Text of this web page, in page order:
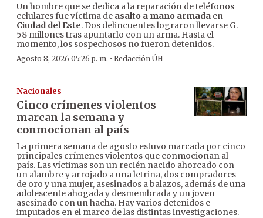
Un hombre que se dedica a la reparación de teléfonos
celulares fue víctima de asalto a mano armada en
Ciudad del Este. Dos delincuentes lograron llevarse G.
58 millones tras apuntarlo con un arma. Hasta el
momento, los sospechosos no fueron detenidos.
Agosto 8, 2026 05:26 p. m. · Redacción ÚH
Nacionales
Cinco crímenes violentos
marcan la semana y
conmocionan al país
La primera semana de agosto estuvo marcada por cinco
principales crímenes violentos que conmocionan al
país. Las víctimas son un recién nacido ahorcado con
un alambre y arrojado a una letrina, dos compradores
de oro y una mujer, asesinados a balazos, además de una
adolescente ahogada y desmembrada y un joven
asesinado con un hacha. Hay varios detenidos e
imputados en el marco de las distintas investigaciones.